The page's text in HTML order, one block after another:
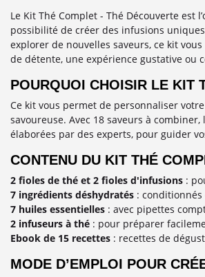
Le Kit Thé Complet - Thé Découverte
possibilité de créer des infusions
explorer de nouvelles saveurs, ce kit
de détente, une expérience gustative ou
POURQUOI CHOISIR LE KIT
Ce kit vous permet de personnaliser
savoureuse. Avec 18 saveurs à
élaborées par des experts, pour guider
CONTENU DU KIT THÉ
2 fioles de thé et 2 fioles d'infusions:
7 ingrédients déshydratés: conditionnés
7 huiles essentielles: avec pipettes
2 infuseurs à thé: pour préparer
Ebook de 15 recettes: recettes de
MODE D’EMPLOI POUR